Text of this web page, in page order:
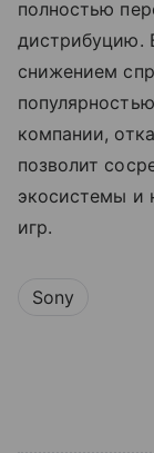
полностью
дистрибуцию.
снижением
компании,
позволит
экосистемы и
игр.
Sony